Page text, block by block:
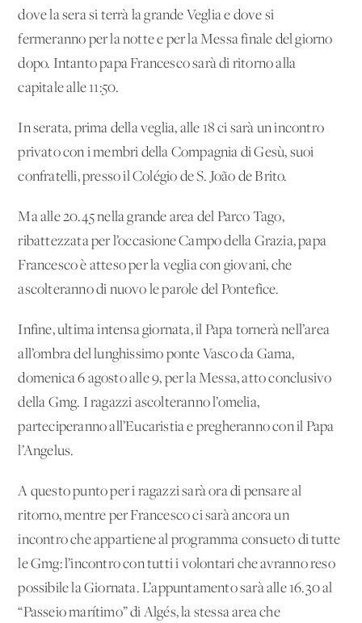
dove la sera si terrà la grande Veglia e dove si
fermeranno per la notte e per la Messa finale del giorno
dopo. Intanto papa Francesco sarà di ritorno alla
capitale alle 11:50.
In serata, prima della veglia, alle 18 ci sarà un incontro
privato con i membri della Compagnia di Gesù, suoi
confratelli, presso il Colégio de S. João de Brito.
Ma alle 20.45 nella grande area del Parco Tago,
ribattezzata per l’occasione Campo della Grazia, papa
Francesco è atteso per la veglia con giovani, che
ascolteranno di nuovo le parole del Pontefice.
Infine, ultima intensa giornata, il Papa tornerà nell’area
all’ombra del lunghissimo ponte Vasco da Gama,
domenica 6 agosto alle 9, per la Messa, atto conclusivo
della Gmg. I ragazzi ascolteranno l’omelia,
parteciperanno all’Eucaristia e pregheranno con il Papa
l’Angelus.
A questo punto per i ragazzi sarà ora di pensare al
ritorno, mentre per Francesco ci sarà ancora un
incontro che appartiene al programma consueto di tutte
le Gmg: l’incontro con tutti i volontari che avranno reso
possibile la Giornata. L’appuntamento sarà alle 16.30 al
“Passeio marítimo” di Algés, la stessa area che